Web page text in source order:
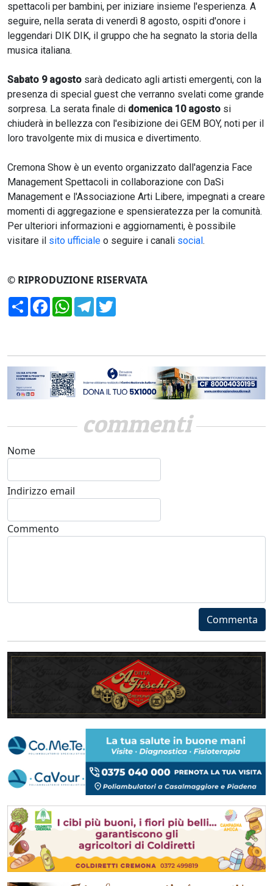
spettacoli per bambini, per iniziare insieme l'esperienza. A
seguire, nella serata di venerdì 8 agosto, ospiti d'onore i
leggendari DIK DIK, il gruppo che ha segnato la storia della
musica italiana.
Sabato 9 agosto sarà dedicato agli artisti emergenti, con la
presenza di special guest che verranno svelati come grande
sorpresa. La serata finale di domenica 10 agosto si
chiuderà in bellezza con l'esibizione dei GEM BOY, noti per il
loro travolgente mix di musica e divertimento.
Cremona Show è un evento organizzato dall'agenzia Face
Management Spettacoli in collaborazione con DaSi
Management e l'Associazione Arti Libere, impegnati a creare
momenti di aggregazione e spensieratezza per la comunità.
Per ulteriori informazioni e aggiornamenti, è possibile
visitare il sito ufficiale o seguire i canali social .
© RIPRODUZIONE RISERVATA
CondividiFacebookWhatsApp
Telegram
commenti
Nome
Indirizzo email
Commento
Commenta